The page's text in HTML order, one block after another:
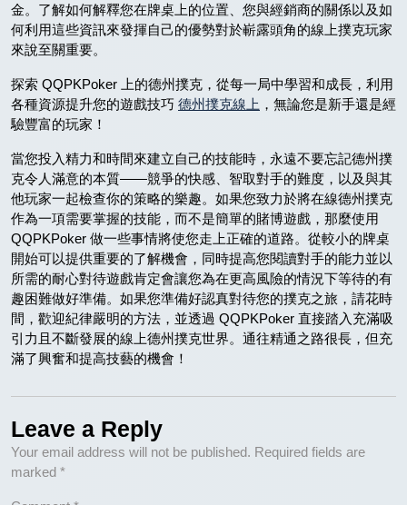
金。了解如何解釋您在牌桌上的位置、您與經銷商的關係以及如
何利用這些資訊來發揮自己的優勢對於嶄露頭角的線上撲克玩家
來說至關重要。
探索 QQPKPoker 上的德州撲克，從每一局中學習和成長，利用
各種資源提升您的遊戲技巧 德州撲克線上 ，無論您是新手還是經
驗豐富的玩家！
當您投入精力和時間來建立自己的技能時，永遠不要忘記德州撲
克令人滿意的本質——競爭的快感、智取對手的難度，以及與其
他玩家一起檢查你的策略的樂趣。如果您致力於將在線德州撲克
作為一項需要掌握的技能，而不是簡單的賭博遊戲，那麼使用
QQPKPoker 做一些事情將使您走上正確的道路。從較小的牌桌
開始可以提供重要的了解機會，同時提高您閱讀對手的能力並以
所需的耐心對待遊戲肯定會讓您為在更高風險的情況下等待的有
趣困難做好準備。如果您準備好認真對待您的撲克之旅，請花時
間，歡迎紀律嚴明的方法，並透過 QQPKPoker 直接踏入充滿吸
引力且不斷發展的線上德州撲克世界。通往精通之路很長，但充
滿了興奮和提高技藝的機會！
Leave a Reply
Your email address will not be published. Required fields are
marked *